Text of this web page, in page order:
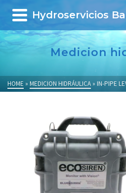
Hydroservicios
Medicion
HOME » MEDICION HIDRÁULICA » IN-PIPE